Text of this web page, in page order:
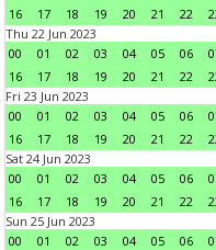
16
17 18 19 20 21 22
Thu 22 Jun 2023
00
01 02 03 04 05 06
16
17 18 19 20 21 22
Fri 23 Jun 2023
00
01 02 03 04 05 06
16
17 18 19 20 21 22
Sat 24 Jun 2023
00
01 02 03 04 05 06
16
17 18 19 20 21 22
Sun 25 Jun 2023
00
01 02 03 04 05 06